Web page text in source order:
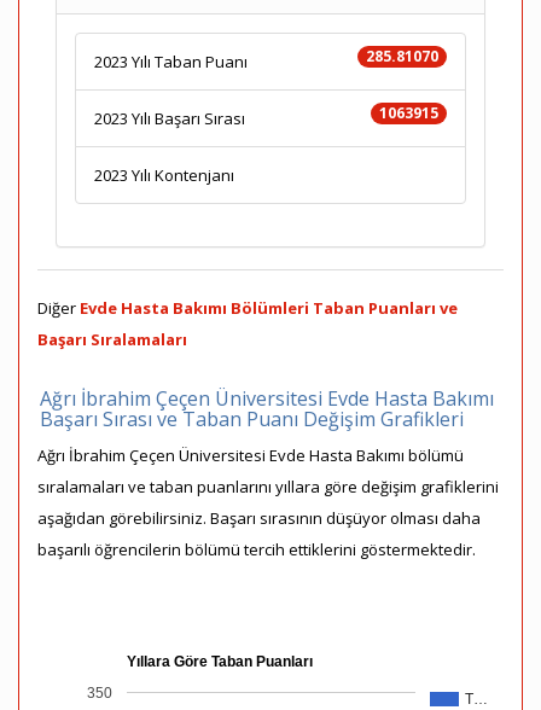
285.81070
2023 Yılı Taban Puanı
1063915
2023 Yılı Başarı Sırası
2023 Yılı Kontenjanı
Diğer Evde Hasta Bakımı Bölümleri Taban Puanları ve
Başarı Sıralamaları
Ağrı İbrahim Çeçen Üniversitesi Evde Hasta Bakımı
Başarı Sırası ve Taban Puanı Değişim Grafikleri
Ağrı İbrahim Çeçen Üniversitesi Evde Hasta Bakımı bölümü
sıralamaları ve taban puanlarını yıllara göre değişim grafiklerini
aşağıdan görebilirsiniz. Başarı sırasının düşüyor olması daha
başarılı öğrencilerin bölümü tercih ettiklerini göstermektedir.
Yıllara Göre Taban Puanları
T…
350